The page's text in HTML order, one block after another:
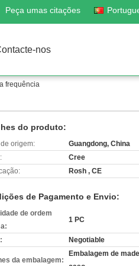
Peça umas citações
nos
frequência
do produto:
origem:
Guangdong, China
Cree
Rosh , CE
de Pagamento e Envio:
de ordem
1 PC
Negotiable
da embalagem:
Embalagem de